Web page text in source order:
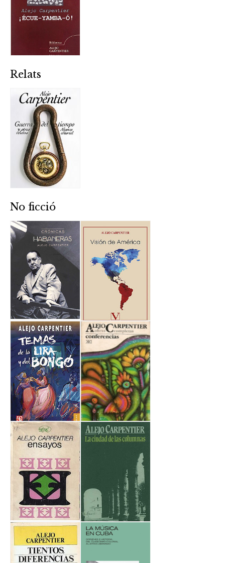
Relats
No ficció